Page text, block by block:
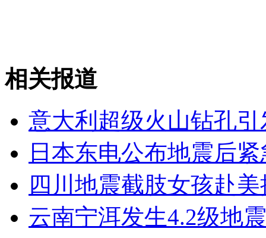
山西运城恶犬咬伤多人 警民合力深夜将其击毙
女孩北京地铁殴打老人 痛下狠手拳打脚踢
相关报道
意大利超级火山钻孔
日本东电公布地震后
四川地震截肢女孩赴
云南宁洱发生4.2级地